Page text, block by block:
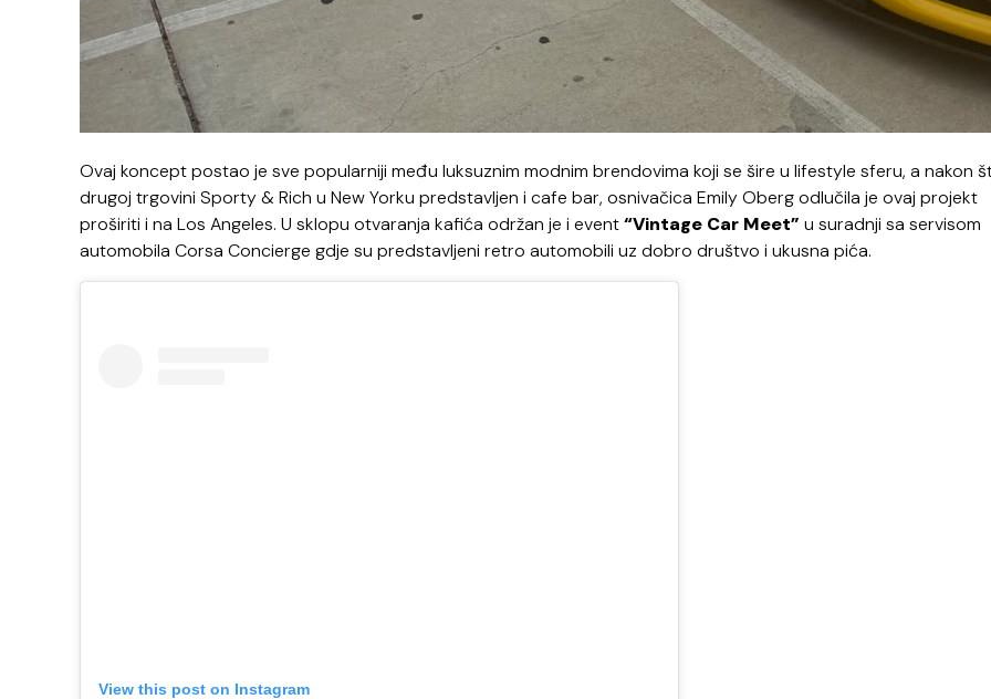
Ovaj koncept postao je sve popularniji među luksuznim modnim brendovima koji se šire u lifestyle sferu, a nakon
drugoj trgovini Sporty & Rich u New Yorku predstavljen i cafe bar, osnivačica Emily Oberg odlučila je ovaj projekt
proširiti i na Los Angeles. U sklopu otvaranja kafića održan je i event“Vintage Car Meet” u suradnji sa servisom
automobila Corsa Concierge gdje su predstavljeni retro automobili uz dobro društvo i ukusna pića.
View this post on Instagram